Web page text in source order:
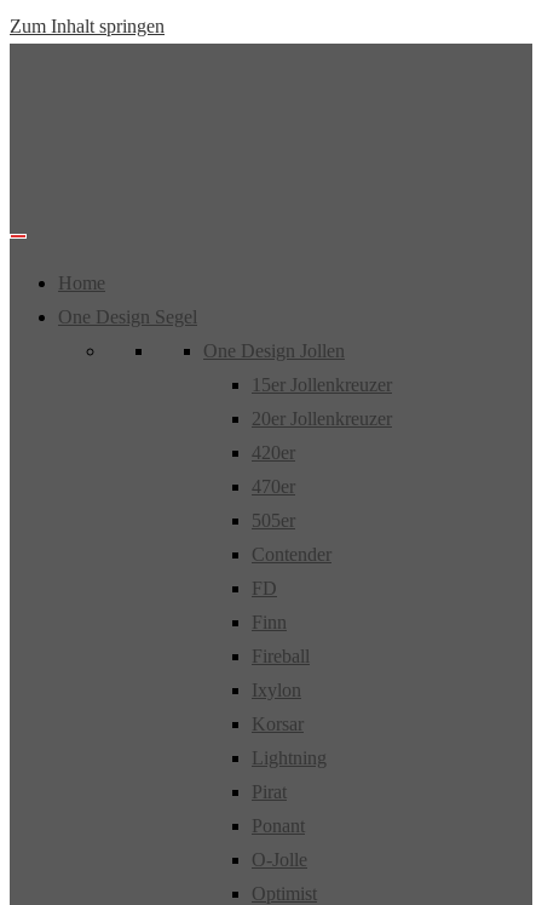
Zum Inhalt springen
Home
One Design Segel
One Design Jollen
15er Jollenkreuzer
20er Jollenkreuzer
420er
470er
505er
Contender
FD
Finn
Fireball
Ixylon
Korsar
Lightning
Pirat
Ponant
O-Jolle
Optimist